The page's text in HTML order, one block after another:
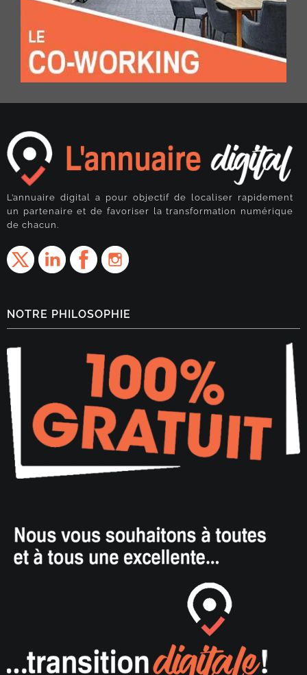
L’annuaire digital a pour objectif de localiser rapidement
un partenaire et de favoriser la transformation numérique
de chacun.
NOTRE PHILOSOPHIE